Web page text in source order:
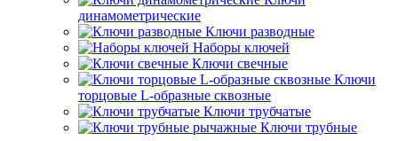
динамометрические
Ключи разводные
Наборы ключей
Ключи свечные
Ключи
торцовые L-образные сквозные
Ключи трубчатые
Ключи трубные